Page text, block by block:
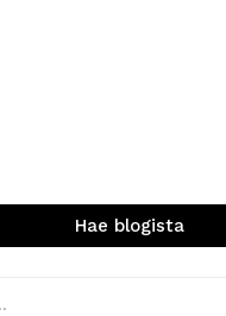
Hae blogista